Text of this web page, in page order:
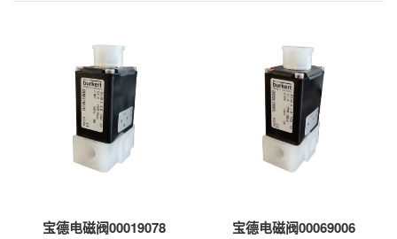
宝德电磁阀00019078 宝德电磁阀00069006